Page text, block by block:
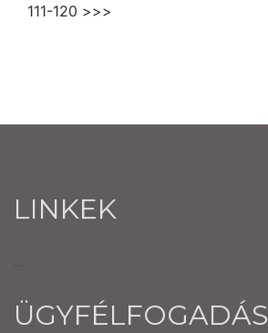
111-120 >>>
LINKEK
ÜGYFÉLFOGADÁS